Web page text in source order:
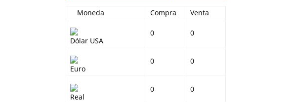
Moneda Compra Venta
Dólar USA
0 0
Euro
0 0
Real
0 0